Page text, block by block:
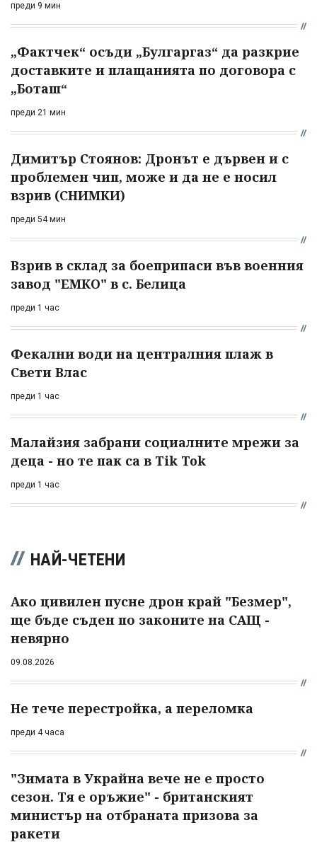
преди 9 мин
„Фактчек“ осъди „Булгаргаз“ да разкрие
доставките и плащанията по договора с
„Боташ“
преди 21 мин
Димитър Стоянов: Дронът е дървен и с
проблемен чип, може и да не е носил
взрив (СНИМКИ)
преди 54 мин
Взрив в склад за боеприпаси във военния
завод "ЕМКО" в с. Белица
преди 1 час
Фекални води на централния плаж в
Свети Влас
преди 1 час
Малайзия забрани социалните мрежи за
деца - но те пак са в Tik Tok
преди 1 час
НАЙ-ЧЕТЕНИ
Ако цивилен пусне дрон край "Безмер",
ще бъде съден по законите на САЩ -
невярно
09.08.2026
Не тече перестройка, а переломка
преди 4 часа
"Зимата в Украйна вече не е просто
сезон. Тя е оръжие" - британският
министър на отбраната призова за
ракети